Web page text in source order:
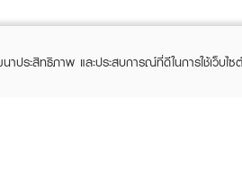
าประสิทธิภาพ และประสบการณ์ที่ดีในการใช้เว็